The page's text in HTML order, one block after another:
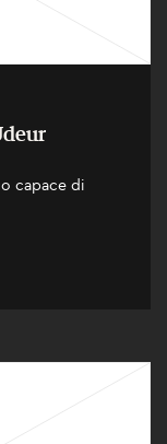
capace di